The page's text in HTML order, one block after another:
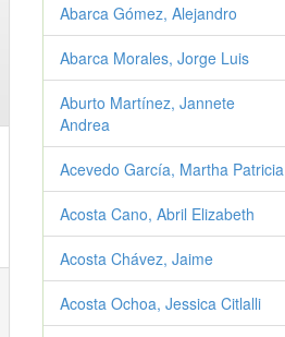
Abarca Gómez, Alejandro
Abarca Morales, Jorge Luis
Aburto Martínez, Jannete
Andrea
Acevedo García, Martha Patricia
Acosta Cano, Abril Elizabeth
Acosta Chávez, Jaime
Acosta Ochoa, Jessica Citlalli